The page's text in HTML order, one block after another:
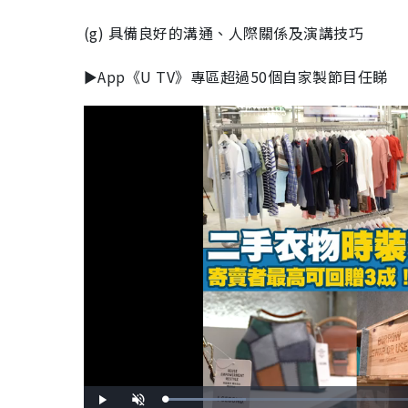
(g) 具備良好的溝通、人際關係及演講技巧
►App《U TV》專區超過50個自家製節目任睇
L